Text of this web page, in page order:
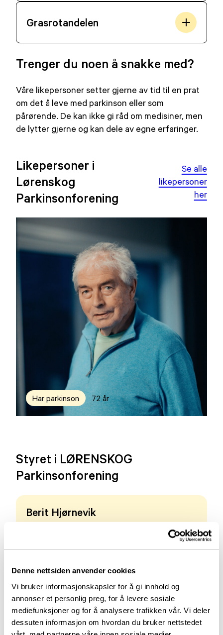
Denne nettsiden anvender cookies
Vi bruker informasjonskapsler for å gi innhold og
annonser et personlig preg, for å levere sosiale
mediefunksjoner og for å analysere trafikken vår. Vi deler
dessuten informasjon om hvordan du bruker nettstedet
Grasrotandelen
Trenger du noen å snakke med?
Våre likepersoner setter gjerne av tid til en prat
om det å leve med parkinson eller som
pårørende. De kan ikke gi råd om medisiner, men
de lytter gjerne og kan dele av egne erfaringer.
Likepersoner i
Lørenskog
Parkinsonforening
Se alle
likepersoner
her
Har parkinson 72 år
Styret i LØRENSKOG
Parkinsonforening
Berit Hjørnevik
Send e-post
Ella Akre Forberg
Nestleder og valgkomiémedlem